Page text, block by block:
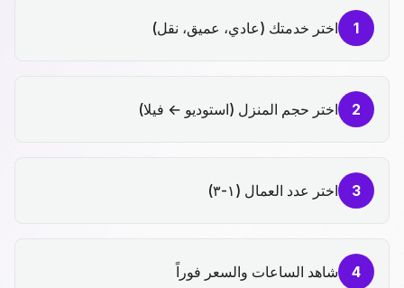
1 اختر خدمتك (عادي، عميق، نقل)
2 اختر حجم المنزل (استوديو ← فيلا)
3 اختر عدد العمال (١-٣)
4 شاهد الساعات والسعر فوراً